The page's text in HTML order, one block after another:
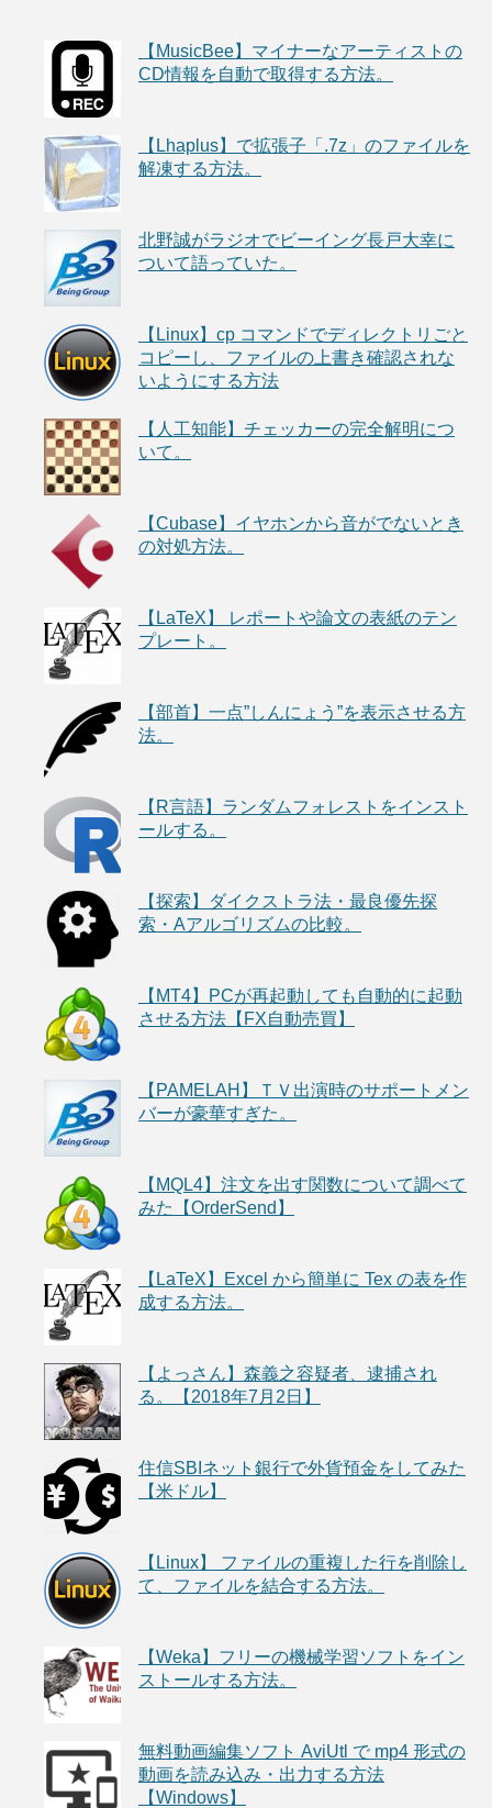
【MusicBee】マイナーなアーティストの
CD情報を自動で取得する方法。
【Lhaplus】で拡張子「.7z」のファイルを
解凍する方法。
北野誠がラジオでビーイング長戸大幸に
ついて語っていた。
【Linux】cp コマンドでディレクトリごと
コピーし、ファイルの上書き確認されな
いようにする方法
【人工知能】チェッカーの完全解明につ
いて。
【Cubase】イヤホンから音がでないとき
の対処方法。
【LaTeX】 レポートや論文の表紙のテン
プレート。
【部首】一点”しんにょう”を表示させる方
法。
【R言語】ランダムフォレストをインスト
ールする。
【探索】ダイクストラ法・最良優先探
索・Aアルゴリズムの比較。
【MT4】PCが再起動しても自動的に起動
させる方法【FX自動売買】
【PAMELAH】ＴＶ出演時のサポートメン
バーが豪華すぎた。
【MQL4】注文を出す関数について調べて
みた【OrderSend】
【LaTeX】Excel から簡単に Tex の表を作
成する方法。
【よっさん】森義之容疑者、逮捕され
る。【2018年7月2日】
住信SBIネット銀行で外貨預金をしてみた
【米ドル】
【Linux】 ファイルの重複した行を削除し
て、ファイルを結合する方法。
【Weka】フリーの機械学習ソフトをイン
ストールする方法。
無料動画編集ソフト AviUtl で mp4 形式の
動画を読み込み・出力する方法
【Windows】